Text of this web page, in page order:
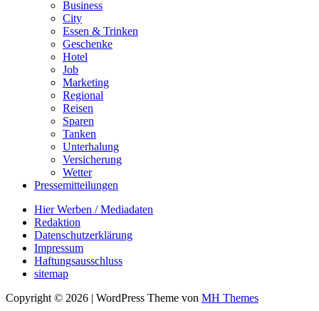
Business
City
Essen & Trinken
Geschenke
Hotel
Job
Marketing
Regional
Reisen
Sparen
Tanken
Unterhalung
Versicherung
Wetter
Pressemitteilungen
Hier Werben / Mediadaten
Redaktion
Datenschutzerklärung
Impressum
Haftungsausschluss
sitemap
Copyright © 2026 | WordPress Theme von MH Themes